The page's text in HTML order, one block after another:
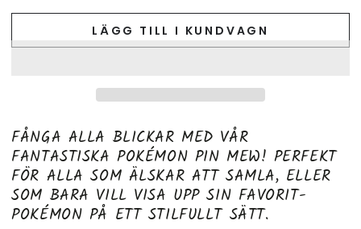
LÄGG TILL I KUNDVAGN
FÅNGA ALLA BLICKAR MED VÅR
FANTASTISKA POKÉMON PIN MEW! PERFEKT
FÖR ALLA SOM ÄLSKAR ATT SAMLA, ELLER
SOM BARA VILL VISA UPP SIN FAVORIT-
POKÉMON PÅ ETT STILFULLT SÄTT.